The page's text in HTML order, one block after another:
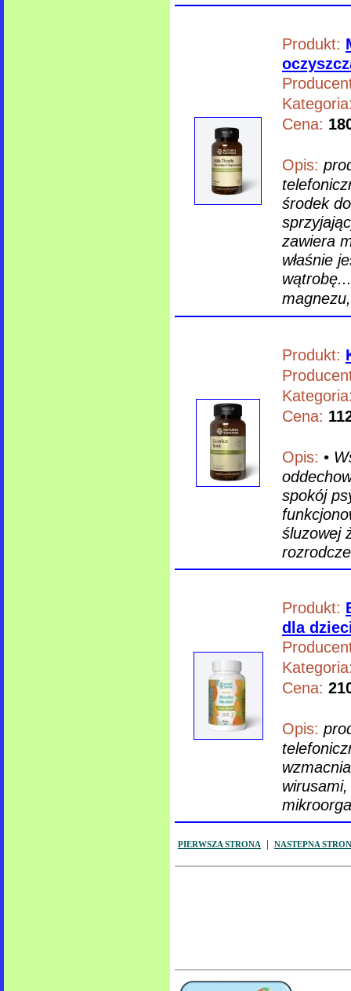
Produkt:
Cena:
Opis:
środek
zawiera
właśnie
Produkt:
Cena:
Opis: •
spokój
śluzowej
Produkt:
dla
Cena:
Opis:
PIERWSZA STRONA NASTEPNA